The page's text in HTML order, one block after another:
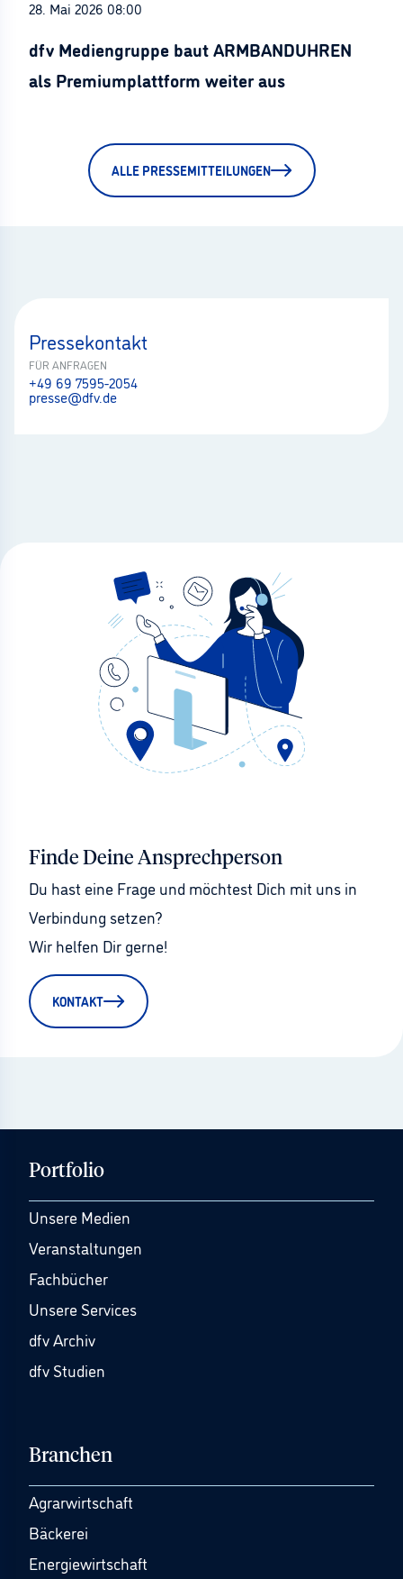
28. Mai 2026 08:00
dfv Mediengruppe baut ARMBANDUHREN
als Premiumplattform weiter aus
ALLE PRESSEMITTEILUNGEN
Pressekontakt
FÜR ANFRAGEN
+49 69 7595-2054
presse@dfv.de
Finde Deine Ansprechperson
Du hast eine Frage und möchtest Dich mit uns in
Verbindung setzen?
Wir helfen Dir gerne!
KONTAKT
Portfolio
Unsere Medien
Veranstaltungen
Fachbücher
Unsere Services
dfv Archiv
dfv Studien
Branchen
Agrarwirtschaft
Bäckerei
Energiewirtschaft